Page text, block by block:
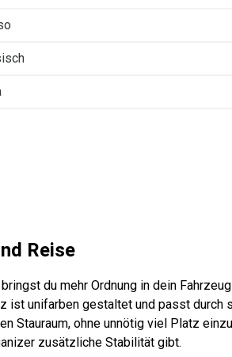
Reise
du mehr Ordnung in dein
unifarben gestaltet und passt durch
Stauraum, ohne unnötig viel Platz
zusätzliche Stabilität gibt.